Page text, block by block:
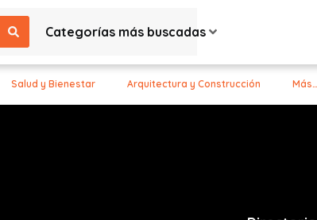
Categorías más buscadas
Salud y Bienestar Arquitectura y Construcción Más…